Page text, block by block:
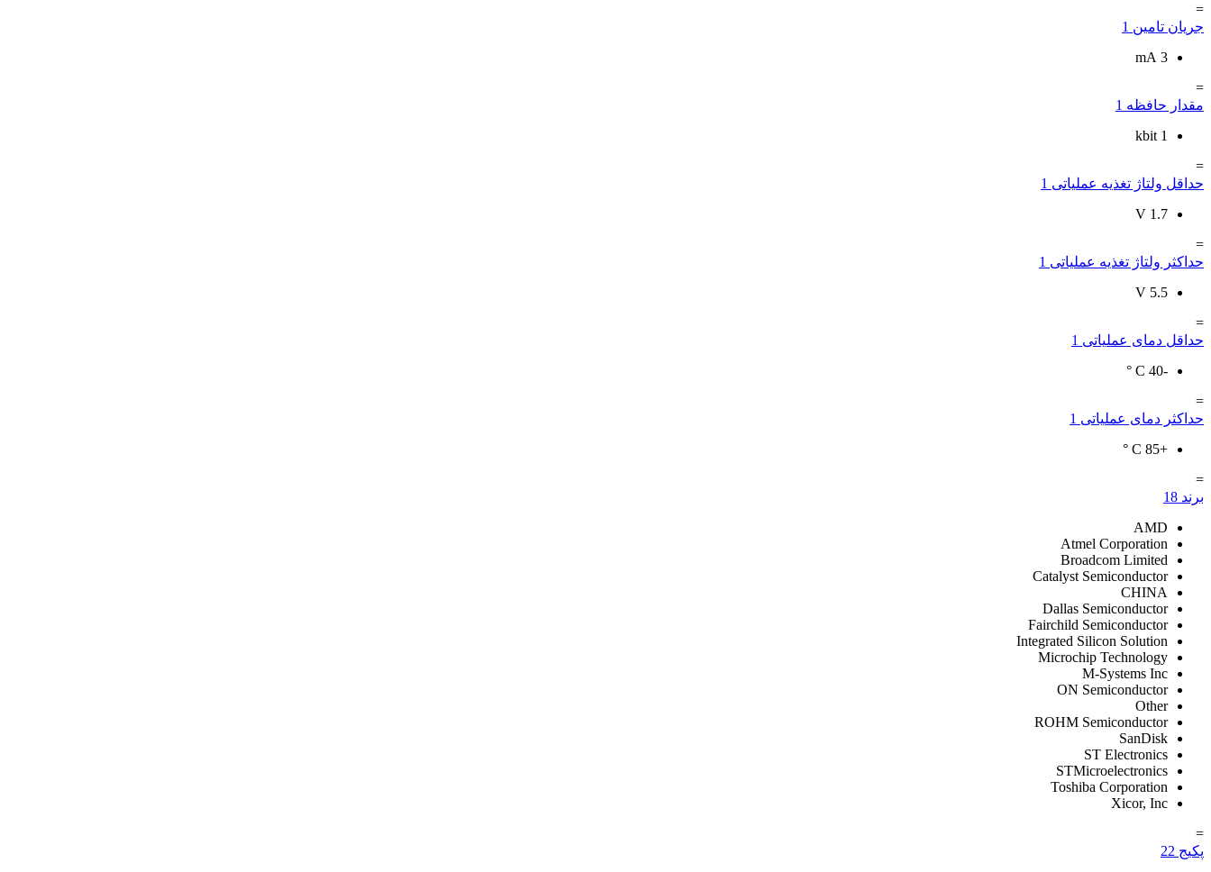
=
جریان تامین 1
3
mA
=
مقدار حافظه 1
1 kbit
=
حداقل ولتاژ تغذیه عملیاتی 1
1.7
V
=
حداکثر ولتاژ تغذیه عملیاتی 1
5.5
V
=
حداقل دمای عملیاتی 1
-40
C °
=
حداکثر دمای عملیاتی 1
+85
C °
=
برند 18
AMD
Atmel Corporation
Broadcom Limited
Catalyst Semiconductor
CHINA
Dallas Semiconductor
Fairchild Semiconductor
Integrated Silicon Solution
Microchip Technology
M-Systems Inc
ON Semiconductor
Other
ROHM Semiconductor
SanDisk
ST Electronics
STMicroelectronics
Toshiba Corporation
Xicor, Inc
=
پکیج 22